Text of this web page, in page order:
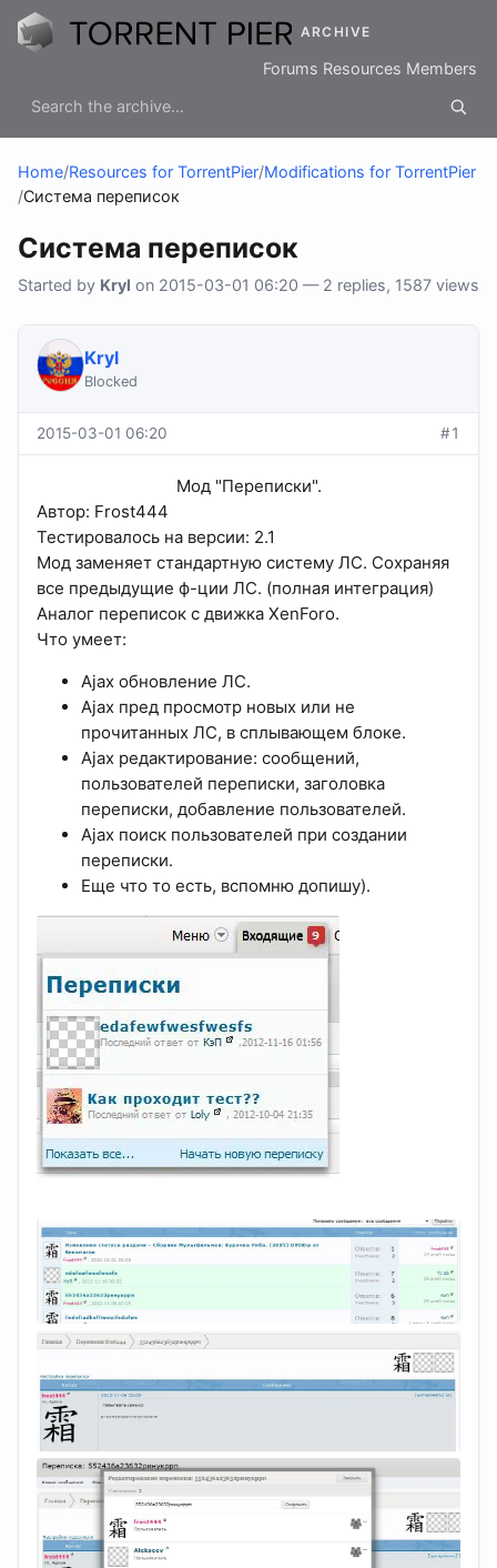
ARCHIVE
Forums Resources Members
Home/Resources for TorrentPier/Modifications for TorrentPier
/Система переписок
Система переписок
Started by Kryl on 2015-03-01 06:20 — 2 replies, 1587 views
Kryl
Blocked
2015-03-01 06:20 #1
Мод "Переписки".​
Автор: Frost444
Тестировалось на версии: 2.1
Мод заменяет стандартную систему ЛС. Сохраняя
все предыдущие ф-ции ЛС. (полная интеграция)
Аналог переписок с движка XenForo.
Что умеет:
Ajax обновление ЛС.
Ajax пред просмотр новых или не
прочитанных ЛС, в сплывающем блоке.
Ajax редактирование: сообщений,
пользователей переписки, заголовка
переписки, добавление пользователей.
Ajax поиск пользователей при создании
переписки.
Еще что то есть, вспомню допишу).